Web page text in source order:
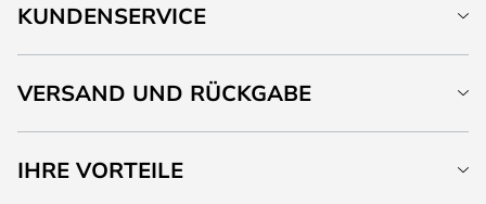
KUNDENSERVICE
VERSAND UND RÜCKGABE
IHRE VORTEILE